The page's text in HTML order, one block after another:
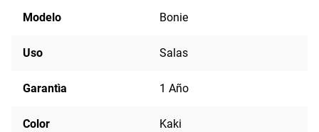
Modelo Bonie
Uso Salas
Garantìa 1 Año
Color Kaki